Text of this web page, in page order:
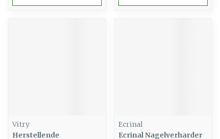
Vitry
Herstellende
Ecrinal
Ecrinal Nagelverharder